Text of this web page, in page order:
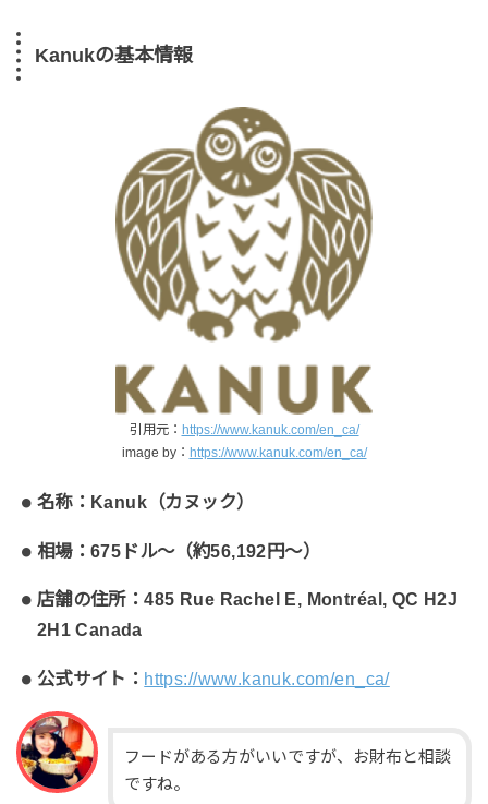
Kanukの基本情報
引用元： https://www.kanuk.com/en_ca/
image by： https://www.kanuk.com/en_ca/
名称：Kanuk（カヌック）
相場：675ドル～（約56,192円〜）
店舗の住所：485 Rue Rachel E, Montréal, QC H2J
2H1 Canada
公式サイト： https://www.kanuk.com/en_ca/
フードがある方がいいですが、お財布と相談
ですね。